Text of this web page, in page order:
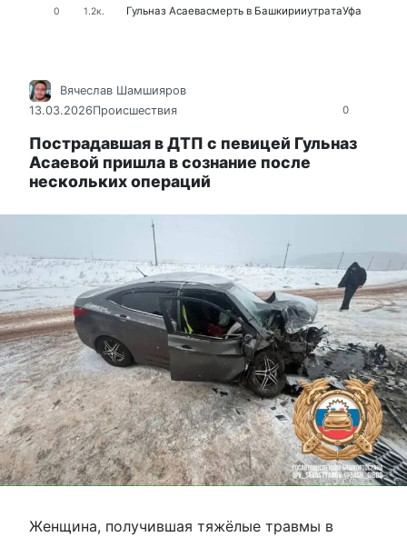
0 1.2к. Гульназ Асаевасмерть в БашкирииутратаУфа
0
Вячеслав Шамшияров
13.03.2026Происшествия
Пострадавшая в ДТП с певицей Гульназ
Асаевой пришла в сознание после
нескольких операций
Женщина, получившая тяжёлые травмы в